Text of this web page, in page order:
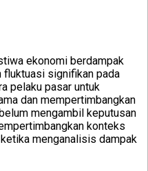
ekonomi berdampak
fluktuasi signifikan pada
pelaku pasar untuk
dan mempertimbangkan
mengambil keputusan
konteks
menganalisis dampak